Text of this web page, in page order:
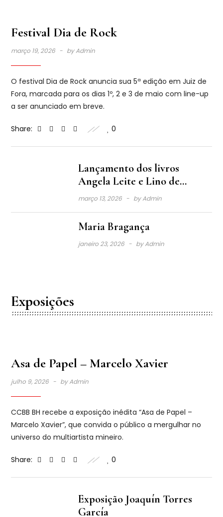
Festival Dia de Rock
março 19, 2026 byAdmin
O festival Dia de Rock anuncia sua 5ª edição em Juiz de
Fora, marcada para os dias 1º, 2 e 3 de maio com line-up
a ser anunciado em breve.
Share: 0
Lançamento dos livros
Angela Leite e Lino de
Albergaria
março 13, 2026 byAdmin
Maria Bragança
janeiro 23, 2026 byAdmin
Exposições
Asa de Papel – Marcelo Xavier
julho 9, 2026 byAdmin
CCBB BH recebe a exposição inédita “Asa de Papel –
Marcelo Xavier”, que convida o público a mergulhar no
universo do multiartista mineiro.
Share: 0
Exposição Joaquín Torres
García